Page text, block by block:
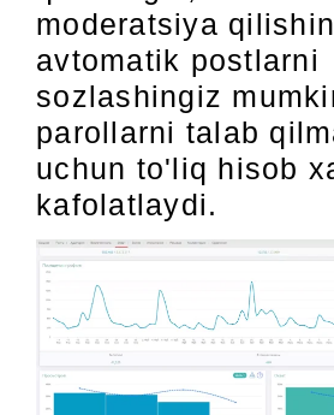
moderatsiya
avtomatik postlarni
sozlashingiz
parollarni talab
uchun to'liq hisob
kafolatlaydi.